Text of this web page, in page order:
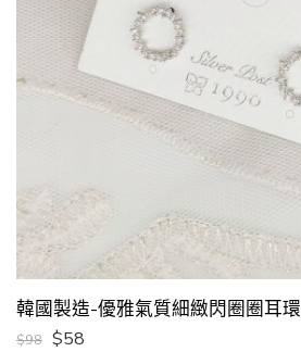
韓國製造-優雅氣質細緻閃圈圈耳環
$98 $58